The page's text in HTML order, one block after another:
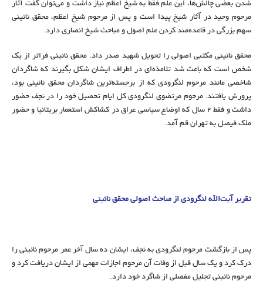
شدن بعضی چالش‌ها، این علم فقط به شیخ اعظم نیاز داشت و می‌توان گفت آثار
مرحوم وحید در آثار شیخ پیدا است و پس از مرحوم شیخ اعظم، محقق نائینی
سهم بزرگی در قاعده‌مند کردن علم اصول و مباحث شیخ انصاری دارد.
محقق نائینی مکتبی اصولی را تحویل شهید صدر داد. محقق نائینی فراتر از یک
شخص است که باعث شد تلامذه‌ای در اطراف ایشان شکل بگیرند که شاگردان
شاخصی مانند مرحوم لنگرودی که از برجسته‌ترین شاگردان محقق نائینی بود،
پرورش یافتند. مرحوم مرتضوی لنگرودی کل ایام تحصیل خود را در نجف حضور
داشت و فقط ۲ سال که اوضاع سیاسی عراق در کشاکش استعمار بریتانیا و حضور
ملک فیصل به تهران قم آمد.
تقریر آیت‌الله لنگرودی از مباحث اصولی محقق نائینی
پس از بازگشت مرحوم لنگرودی به نجف، ایشان ده سال آخر عمر مرحوم نائینی را
درک کرد و یک سال قبل از وفات آن مرحوم اجازات مهمی از ایشان دریافت کرد و
مرحوم نائینی تجلیل مفصلی از شاگرد خود دارد.